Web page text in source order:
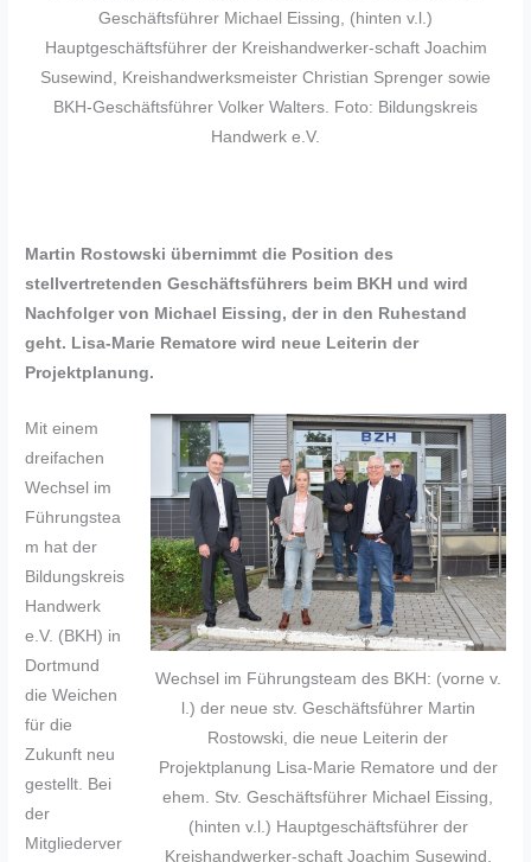
Geschäftsführer Michael Eissing, (hinten v.l.)
Hauptgeschäftsführer der Kreishandwerker-schaft Joachim
Susewind, Kreishandwerksmeister Christian Sprenger sowie
BKH-Geschäftsführer Volker Walters. Foto: Bildungskreis
Handwerk e.V.
Martin Rostowski übernimmt die Position des
stellvertretenden Geschäftsführers beim BKH und wird
Nachfolger von Michael Eissing, der in den Ruhestand
geht. Lisa-Marie Rematore wird neue Leiterin der
Projektplanung.
Wechsel im Führungsteam des BKH: (vorne v.
l.) der neue stv. Geschäftsführer Martin
Rostowski, die neue Leiterin der
Projektplanung Lisa-Marie Rematore und der
ehem. Stv. Geschäftsführer Michael Eissing,
(hinten v.l.) Hauptgeschäftsführer der
Kreishandwerker-schaft Joachim Susewind,
Mit einem
dreifachen
Wechsel im
Führungstea
m hat der
Bildungskreis
Handwerk
e.V. (BKH) in
Dortmund
die Weichen
für die
Zukunft neu
gestellt. Bei
der
Mitgliederver